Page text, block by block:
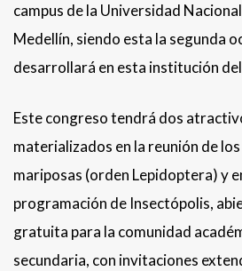
campus de la Universidad
Medellín, siendo esta la segunda
desarrollará en esta institución
Este congreso tendrá dos
materializados en la reunión de
mariposas (orden Lepidoptera) y
programación de Insectópolis,
gratuita para la comunidad
secundaria, con invitaciones